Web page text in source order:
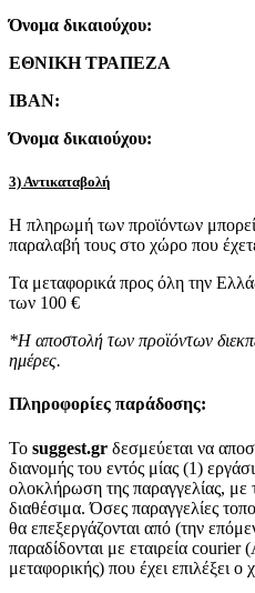
Όνομα δικαιούχου:
ΕΘΝΙΚΗ ΤΡΑΠΕΖΑ
IBAN:
Όνομα δικαιούχου:
3) Αντικαταβολή
Η πληρωμή των προϊόντων μπορεί
παραλαβή τους στο χώρο που
Τα μεταφορικά προς όλη την
των 100 €
*Η αποστολή των προϊόντων
ημέρες.
Πληροφορίες παράδοσης:
To suggest.gr δεσμεύεται να
διανομής του εντός μίας (1)
ολοκλήρωση της παραγγελίας, με
διαθέσιμα. Όσες παραγγελίες
θα επεξεργάζονται από (την
παραδίδονται με εταιρεία
μεταφορικής) που έχει επιλέξει ο